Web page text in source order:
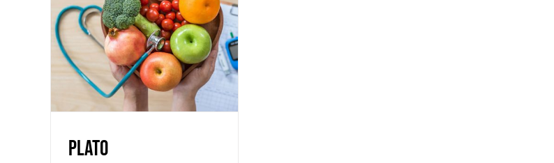
Plato cardiosaludable
Plato